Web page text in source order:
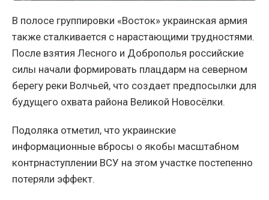
В полосе группировки «Восток» украинская армия
также сталкивается с нарастающими трудностями.
После взятия Лесного и Доброполья российские
силы начали формировать плацдарм на северном
берегу реки Волчьей, что создает предпосылки для
будущего охвата района Великой Новосёлки.
Подоляка отметил, что украинские
информационные вбросы о якобы масштабном
контрнаступлении ВСУ на этом участке постепенно
потеряли эффект.